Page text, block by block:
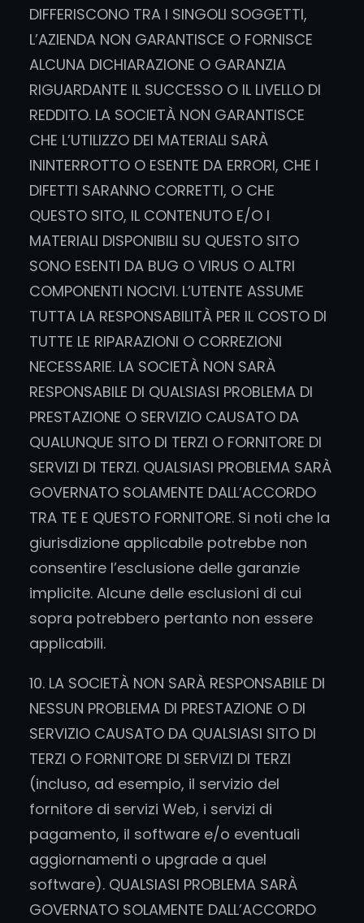
DIFFERISCONO TRA I SINGOLI SOGGETTI,
L’AZIENDA NON GARANTISCE O FORNISCE
ALCUNA DICHIARAZIONE O GARANZIA
RIGUARDANTE IL SUCCESSO O IL LIVELLO DI
REDDITO. LA SOCIETÀ NON GARANTISCE
CHE L’UTILIZZO DEI MATERIALI SARÀ
ININTERROTTO O ESENTE DA ERRORI, CHE I
DIFETTI SARANNO CORRETTI, O CHE
QUESTO SITO, IL CONTENUTO E/O I
MATERIALI DISPONIBILI SU QUESTO SITO
SONO ESENTI DA BUG O VIRUS O ALTRI
COMPONENTI NOCIVI. L’UTENTE ASSUME
TUTTA LA RESPONSABILITÀ PER IL COSTO DI
TUTTE LE RIPARAZIONI O CORREZIONI
NECESSARIE. LA SOCIETÀ NON SARÀ
RESPONSABILE DI QUALSIASI PROBLEMA DI
PRESTAZIONE O SERVIZIO CAUSATO DA
QUALUNQUE SITO DI TERZI O FORNITORE DI
SERVIZI DI TERZI. QUALSIASI PROBLEMA SARÀ
GOVERNATO SOLAMENTE DALL’ACCORDO
TRA TE E QUESTO FORNITORE. Si noti che la
giurisdizione applicabile potrebbe non
consentire l’esclusione delle garanzie
implicite. Alcune delle esclusioni di cui
sopra potrebbero pertanto non essere
applicabili.
10. LA SOCIETÀ NON SARÀ RESPONSABILE DI
NESSUN PROBLEMA DI PRESTAZIONE O DI
SERVIZIO CAUSATO DA QUALSIASI SITO DI
TERZI O FORNITORE DI SERVIZI DI TERZI
(incluso, ad esempio, il servizio del
fornitore di servizi Web, i servizi di
pagamento, il software e/o eventuali
aggiornamenti o upgrade a quel
software). QUALSIASI PROBLEMA SARÀ
GOVERNATO SOLAMENTE DALL’ACCORDO